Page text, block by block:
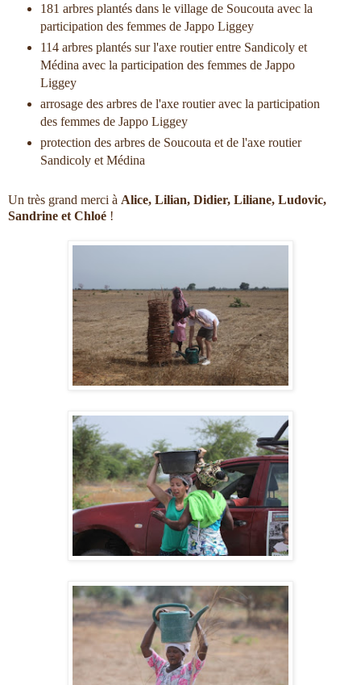
181 arbres plantés dans le village de Soucouta avec la
participation des femmes de Jappo Liggey
114 arbres plantés sur l'axe routier entre Sandicoly et
Médina avec la participation des femmes de Jappo
Liggey
arrosage des arbres de l'axe routier avec la participation
des femmes de Jappo Liggey
protection des arbres de Soucouta et de l'axe routier
Sandicoly et Médina
Un très grand merci à Alice, Lilian, Didier, Liliane, Ludovic,
Sandrine et Chloé !